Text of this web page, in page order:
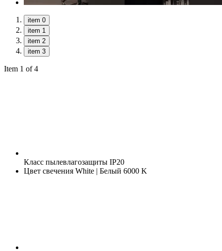
item 0
item 1
item 2
item 3
Item 1 of 4
Класс пылевлагозащиты IP20
Цвет свечения White | Белый 6000 K